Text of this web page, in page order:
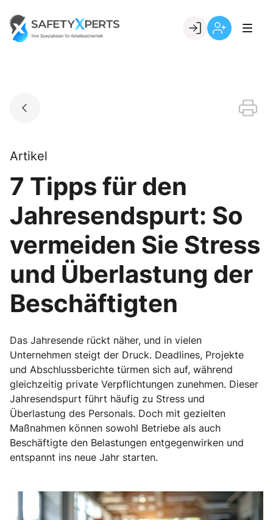
content
Go to landing page.
Artikel
7 Tipps für den
Jahresendspurt: So
vermeiden Sie Stress
und Überlastung der
Beschäftigten
Das Jahresende rückt näher, und in vielen
Unternehmen steigt der Druck. Deadlines, Projekte
und Abschlussberichte türmen sich auf, während
gleichzeitig private Verpflichtungen zunehmen. Dieser
Jahresendspurt führt häufig zu Stress und
Überlastung des Personals. Doch mit gezielten
Maßnahmen können sowohl Betriebe als auch
Beschäftigte den Belastungen entgegenwirken und
entspannt ins neue Jahr starten.